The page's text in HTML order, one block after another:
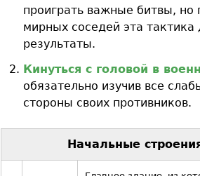
проиграть важные битвы, но
мирных соседей эта тактика
результаты.
Кинуться с головой в
обязательно изучив все
стороны своих противников.
Начальные